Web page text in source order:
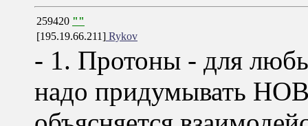
259420 ""
[195.19.66.211] Rykov
- 1. Протоны - для
надо придумывать